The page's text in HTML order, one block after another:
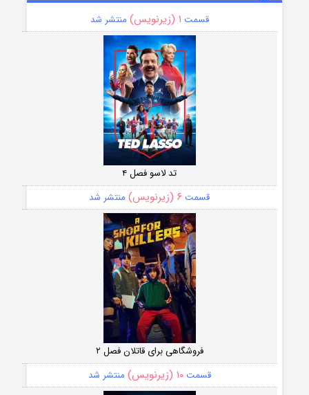
قسمت ۱ (زیرنویس) منتشر شد
تد لاسو فصل ۴
قسمت ۶ (زیرنویس) منتشر شد
فروشگاهی برای قاتلان فصل ۲
قسمت۱۰ (زیرنویس) منتشر شد